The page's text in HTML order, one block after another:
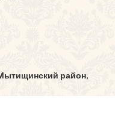
район,